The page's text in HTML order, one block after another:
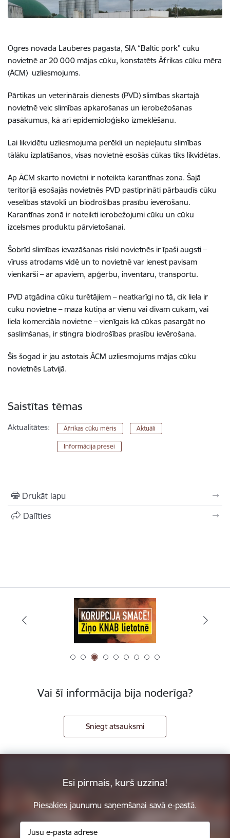
Ogres novada Lauberes pagastā, SIA “Baltic pork” cūku
novietnē ar 20 000 mājas cūku, konstatēts Āfrikas cūku mēra
(ĀCM) uzliesmojums.
Pārtikas un veterinārais dienests (PVD) slimības skartajā
novietnē veic slimības apkarošanas un ierobežošanas
pasākumus, kā arī epidemioloģisko izmeklēšanu.
Lai likvidētu uzliesmojuma perēkli un nepieļautu slimības
tālāku izplatīšanos, visas novietnē esošās cūkas tiks likvidētas.
Ap ĀCM skarto novietni ir noteikta karantīnas zona. Šajā
teritorijā esošajās novietnēs PVD pastiprināti pārbaudīs cūku
veselības stāvokli un biodrošības prasību ievērošanu.
Karantīnas zonā ir noteikti ierobežojumi cūku un cūku
izcelsmes produktu pārvietošanai.
Šobrīd slimības ievazāšanas riski novietnēs ir īpaši augsti –
vīruss atrodams vidē un to novietnē var ienest pavisam
vienkārši – ar apaviem, apģērbu, inventāru, transportu.
PVD atgādina cūku turētājiem – neatkarīgi no tā, cik liela ir
cūku novietne – maza kūtiņa ar vienu vai divām cūkām, vai
liela komerciāla novietne – vienīgais kā cūkas pasargāt no
saslimšanas, ir stingra biodrošības prasību ievērošana.
Šis šogad ir jau astotais ĀCM uzliesmojums mājas cūku
novietnēs Latvijā.
Saistītas tēmas
Aktualitātes: Āfrikas cūku mēris Aktuāli
Informācija presei
Drukāt lapu
Dalīties
Vai šī informācija bija noderīga?
Sniegt atsauksmi
Esi pirmais, kurš uzzina!
Piesakies jaunumu saņemšanai savā e-pastā.